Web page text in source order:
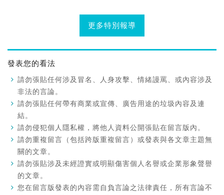
更多特別報導
發表您的看法
請勿張貼任何涉及冒名、人身攻擊、情緒謾罵、或內容涉及
非法的言論。
請勿張貼任何帶有商業或宣傳、廣告用途的垃圾內容及連
結。
請勿侵犯個人隱私權，將他人資料公開張貼在留言版內。
請勿重複留言（包括跨版重複留言）或發表與各文章主題無
關的文章。
請勿張貼涉及未經證實或明顯傷害個人名譽或企業形象聲譽
的文章。
您在留言版發表的內容需自負言論之法律責任，所有言論不